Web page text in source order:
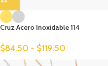
Cruz Acero Inoxidable 114
$84.50 - $119.50